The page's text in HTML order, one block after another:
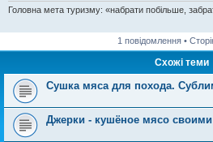
Головна мета туризму: «набрати побільше,
1 повідомлення •
Схожі теми
Сушка мяса для похода.
Джерки - кушёное мясо